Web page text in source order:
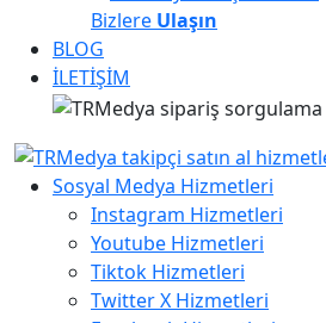
Bizlere Ulaşın
BLOG
İLETİŞİM
Sosyal Medya Hizmetleri
Instagram Hizmetleri
Youtube Hizmetleri
Tiktok Hizmetleri
Twitter X Hizmetleri